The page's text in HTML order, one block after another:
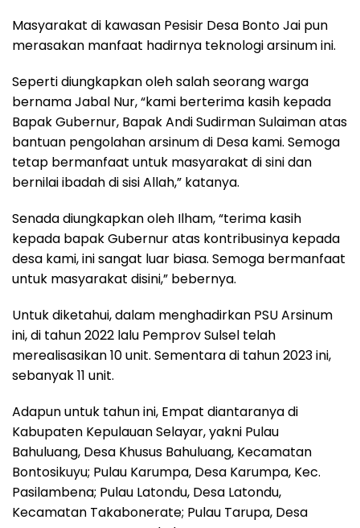
Masyarakat di kawasan Pesisir Desa Bonto Jai pun
merasakan manfaat hadirnya teknologi arsinum ini.
Seperti diungkapkan oleh salah seorang warga
bernama Jabal Nur, “kami berterima kasih kepada
Bapak Gubernur, Bapak Andi Sudirman Sulaiman atas
bantuan pengolahan arsinum di Desa kami. Semoga
tetap bermanfaat untuk masyarakat di sini dan
bernilai ibadah di sisi Allah,” katanya.
Senada diungkapkan oleh Ilham, “terima kasih
kepada bapak Gubernur atas kontribusinya kepada
desa kami, ini sangat luar biasa. Semoga bermanfaat
untuk masyarakat disini,” bebernya.
Untuk diketahui, dalam menghadirkan PSU Arsinum
ini, di tahun 2022 lalu Pemprov Sulsel telah
merealisasikan 10 unit. Sementara di tahun 2023 ini,
sebanyak 11 unit.
Adapun untuk tahun ini, Empat diantaranya di
Kabupaten Kepulauan Selayar, yakni Pulau
Bahuluang, Desa Khusus Bahuluang, Kecamatan
Bontosikuyu; Pulau Karumpa, Desa Karumpa, Kec.
Pasilambena; Pulau Latondu, Desa Latondu,
Kecamatan Takabonerate; Pulau Tarupa, Desa